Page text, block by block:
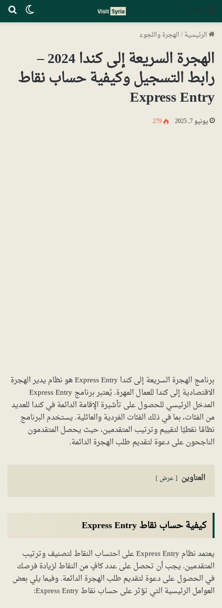
القائمة
الرئيسية/الهجرة واللجوء
الهجرة السريعة إلى كندا 2024 –
رابط التسجيل وكيفية حساب نقاط
Express Entry
يونيو 7, 2025 279
برنامج الهجرة السريعة إلى كندا Express Entry هو نظام يدير الهجرة
الاقتصادية إلى كندا للعمال المهرة. يُعتبر برنامج Express Entry
المدخل الرئيسي للحصول على تأشيرة الإقامة الدائمة في كندا للعديد
من الفئات، بما في ذلك الفئات الفردية والعائلية. يستخدم البرنامج
نظامًا نقطيًا لتقييم وترتيب المتقدمين، حيث يحصل المتقدمون
الناجحون على دعوة لتقديم طلب الهجرة الدائمة.
العناوين عرض
كيفية حساب نقاط Express Entry
يعتمد نظام Express Entry على احتساب النقاط لتصنيف وترتيب
المتقدمين. يجب أن تحصل على عدد كافٍ من النقاط لزيادة فرصك
في الحصول على دعوة لتقديم طلب الهجرة الدائمة. وفيما يلي بعض
العوامل الرئيسية التي تؤثر على حساب نقاط Express Entry: